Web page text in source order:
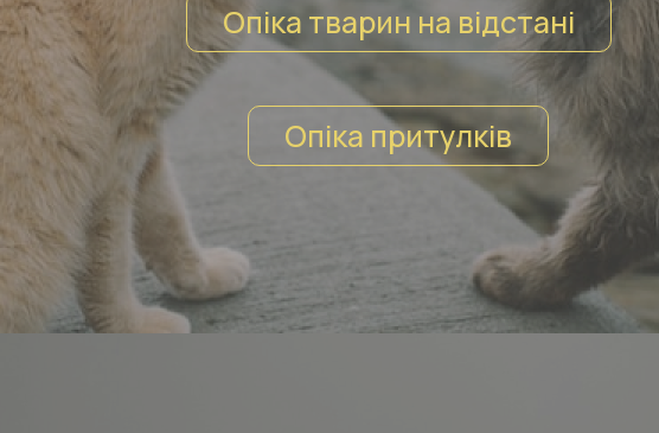
Опіка тварин на відстані
Опіка притулків